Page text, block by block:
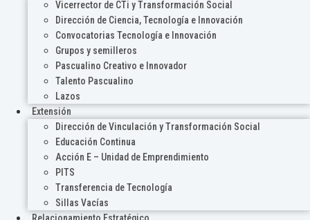
Vicerrector de CTi y Transformación Social
Dirección de Ciencia, Tecnología e Innovación
Convocatorias Tecnología e Innovación
Grupos y semilleros
Pascualino Creativo e Innovador
Talento Pascualino
Lazos
Extensión
Dirección de Vinculación y Transformación Social
Educación Continua
Acción E – Unidad de Emprendimiento
PITS
Transferencia de Tecnología
Sillas Vacías